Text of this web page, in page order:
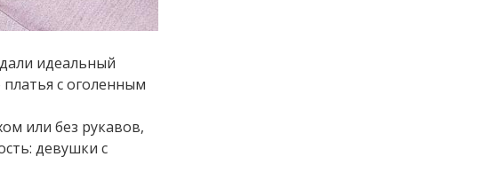
идеальный
с оголенным
или без рукавов,
девушки с